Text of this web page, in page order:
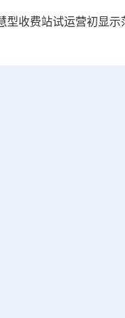
型收费站试运营初显示